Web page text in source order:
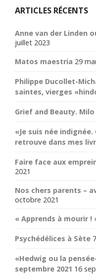
ARTICLES RÉCENTS
Anne van der Linden
juillet 2023
Matos maestria 29
Philippe Ducollet-
saintes, vierges
Grief and Beauty. Milo
«Je suis née indignée.
retrouve dans mes
Faire face aux
2021
Nos chers parents –
octobre 2021
« Apprends à mourir !
Psychédélices à Sète
«Hedwig ou la
septembre 2021 16